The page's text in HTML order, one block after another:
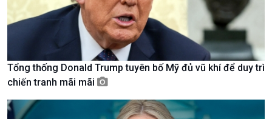
Chát với người nổi tiếng
Câu chuyện Thể thao
Video
Infographic
E-Magazine
Tổng thống Donald Trump tuyên bố Mỹ đủ vũ khí để duy trì
chiến tranh mãi mãi